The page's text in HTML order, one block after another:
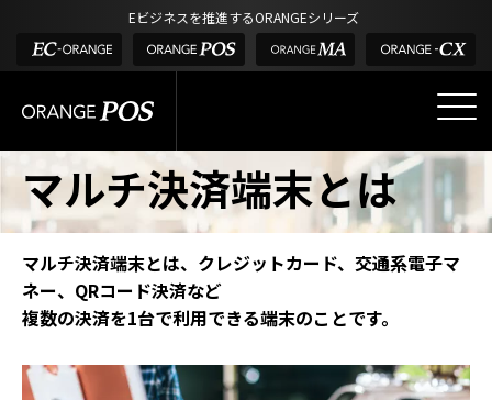
Eビジネスを推進するORANGEシリーズ
製品・特長
タッチパネル式カスタマーディスプレイ
インフラ環境・サポート
POS比較
業界別ソリューション
酒販・ワイン
サロン
ホテル・宿泊
DX推進支援
デジタル化・AI導入補助金
POS お役立ち情報
店舗のミライを考えるメディア
03-6432-0346
電話受付：平日 10:00~17:00
マルチ決済端末とは
マルチ決済端末とは、クレジットカード、交通系電子マ
ネー、QRコード決済など
複数の決済を1台で利用できる端末のことです。